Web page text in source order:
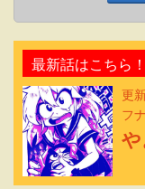
最新話はこちら！
更
フ
や